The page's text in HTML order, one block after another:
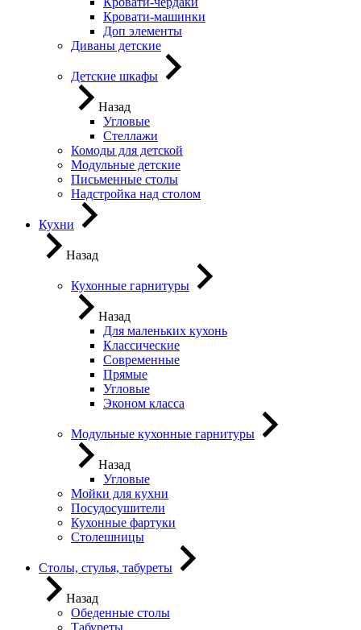
Кровати-машинки
Доп элементы
Диваны детские
Детские шкафы
Назад
Угловые
Стеллажи
Комоды для детской
Модульные детские
Письменные столы
Надстройка над столом
Кухни
Назад
Кухонные гарнитуры
Назад
Для маленьких кухонь
Классические
Современные
Прямые
Угловые
Эконом класса
Модульные кухонные гарнитуры
Назад
Угловые
Мойки для кухни
Посудосушители
Кухонные фартуки
Столешницы
Столы, стулья, табуреты
Назад
Обеденные столы
Табуреты